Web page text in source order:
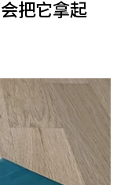
把它拿起